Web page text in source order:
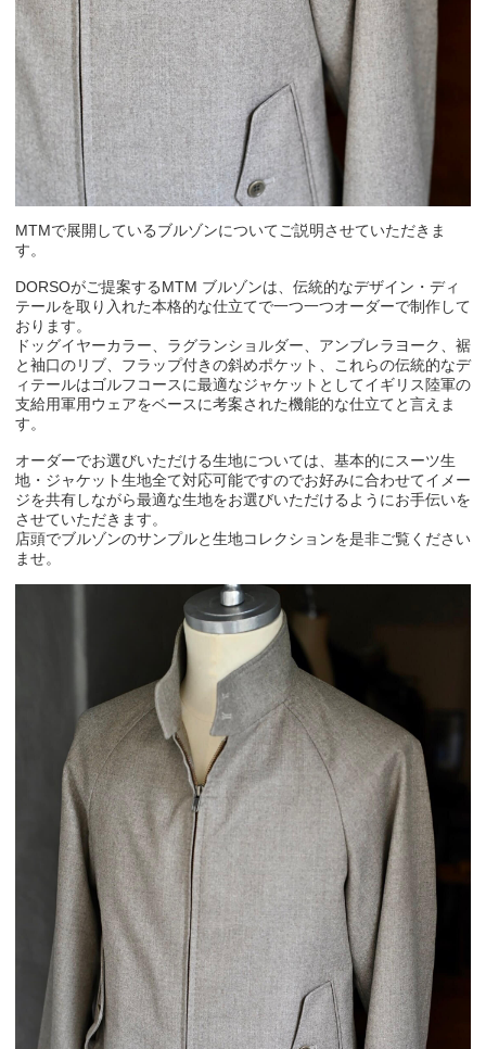
MTMで展開しているブルゾンについてご説明させていただきま
す。
DORSOがご提案するMTM ブルゾンは、伝統的なデザイン・ディ
テールを取り入れた本格的な仕立てで一つ一つオーダーで制作して
おります。
ドッグイヤーカラー、ラグランショルダー、アンブレラヨーク、裾
と袖口のリブ、フラップ付きの斜めポケット、これらの伝統的なデ
ィテールはゴルフコースに最適なジャケットとしてイギリス陸軍の
支給用軍用ウェアをベースに考案された機能的な仕立てと言えま
す。
オーダーでお選びいただける生地については、基本的にスーツ生
地・ジャケット生地全て対応可能ですのでお好みに合わせてイメー
ジを共有しながら最適な生地をお選びいただけるようにお手伝いを
させていただきます。
店頭でブルゾンのサンプルと生地コレクションを是非ご覧ください
ませ。